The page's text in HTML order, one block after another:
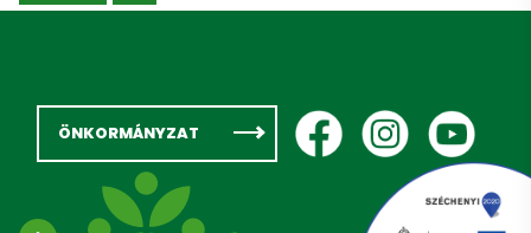
ÖNKORMÁNYZAT